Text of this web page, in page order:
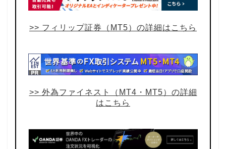
>> フィリップ証券（MT5）の詳細はこちら
>> 外為ファイネスト（MT4・MT5）の詳細
はこちら